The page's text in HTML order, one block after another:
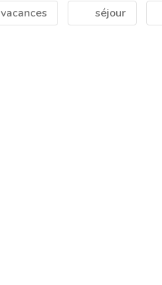
vacances séjour